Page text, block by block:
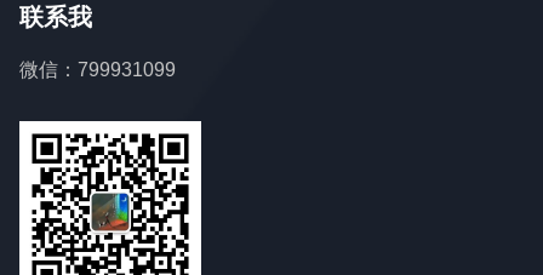
联系我
微信：799931099